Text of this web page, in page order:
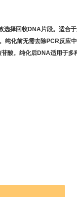
择回收DNA片段。适合
化前无需去除PCR反应
酸。纯化后DNA适用于